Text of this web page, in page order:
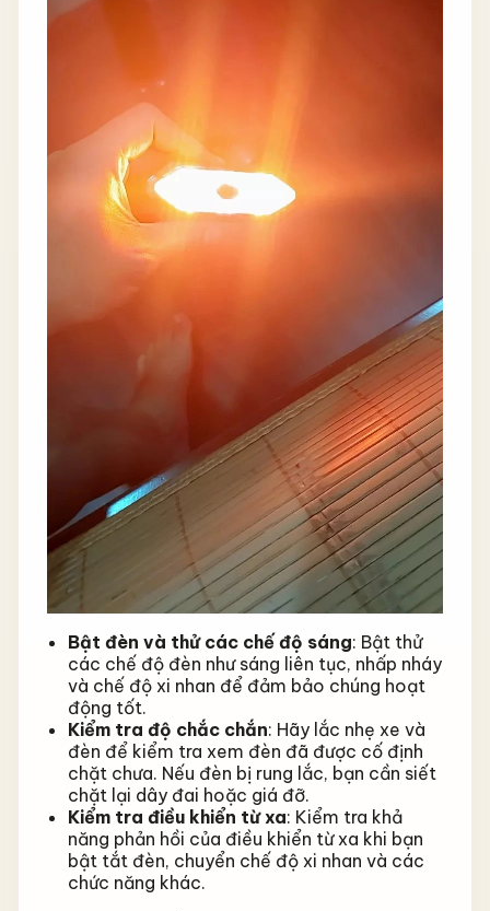
Bật đèn và thử các chế độ sáng: Bật thử
các chế độ đèn như sáng liên tục, nhấp nháy
và chế độ xi nhan để đảm bảo chúng hoạt
động tốt.
Kiểm tra độ chắc chắn: Hãy lắc nhẹ xe và
đèn để kiểm tra xem đèn đã được cố định
chặt chưa. Nếu đèn bị rung lắc, bạn cần siết
chặt lại dây đai hoặc giá đỡ.
Kiểm tra điều khiển từ xa: Kiểm tra khả
năng phản hồi của điều khiển từ xa khi bạn
bật tắt đèn, chuyển chế độ xi nhan và các
chức năng khác.